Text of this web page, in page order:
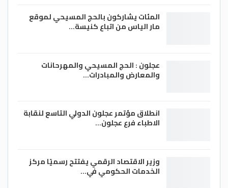
المئات يشاركون بالحج المسيحي لموقع
مار الياس من اتباع كنيسة…
عجلون : الحج المسيحي والمهرحانات
والمعارض والمبادرات…
انطلاق مؤتمر عجلون الدولي التاسع لنقابة
الاطباء فرع عجلون…
وزير الاقتصاد الرقمي يفتتح رسميًا مركز
الخدمات الحكومي في…